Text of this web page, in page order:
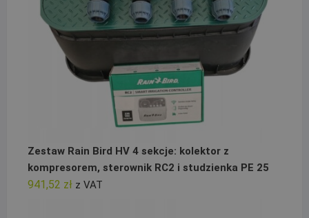
Zestaw Rain Bird HV 4 sekcje: kolektor z
kompresorem, sterownik RC2 i studzienka PE 25
941,52 zł z VAT